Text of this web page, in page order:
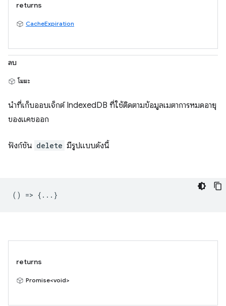
returns
CacheExpiration
ลบ
โมฆะ
นำที่เก็บออบเจ็กต์ IndexedDB ที่ใช้ติดตามข้อมูลเมตาการหมดอายุ
ของแคชออก
ฟังก์ชัน delete มีรูปแบบดังนี้
() => {...}
returns
Promise<void>